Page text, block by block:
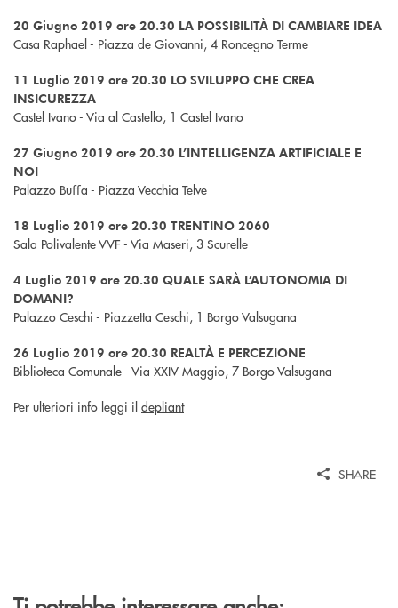
20 Giugno 2019 ore 20.30 LA POSSIBILITÀ DI CAMBIARE IDEA
Casa Raphael - Piazza de Giovanni, 4 Roncegno Terme
11 Luglio 2019 ore 20.30 LO SVILUPPO CHE CREA
INSICUREZZA
Castel Ivano - Via al Castello, 1 Castel Ivano
27 Giugno 2019 ore 20.30 L’INTELLIGENZA ARTIFICIALE E
NOI
Palazzo Buﬀa - Piazza Vecchia Telve
18 Luglio 2019 ore 20.30 TRENTINO 2060
Sala Polivalente VVF - Via Maseri, 3 Scurelle
4 Luglio 2019 ore 20.30 QUALE SARÀ L’AUTONOMIA DI
DOMANI?
Palazzo Ceschi - Piazzetta Ceschi, 1 Borgo Valsugana
26 Luglio 2019 ore 20.30 REALTÀ E PERCEZIONE
Biblioteca Comunale - Via XXIV Maggio, 7 Borgo Valsugana
Per ulteriori info leggi il depliant
SHARE